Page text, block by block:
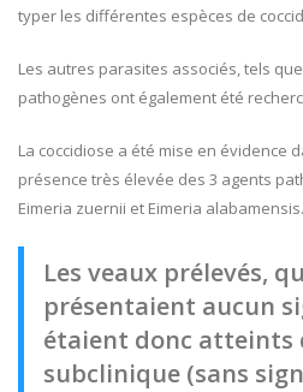
typer les différentes espèces de
Les autres parasites associés, tels
pathogènes ont également été
La coccidiose a été mise en évidence
présence très élevée des 3 agents
Eimeria zuernii et Eimeria alabamensis.
Les veaux prélevés,
présentaient aucun
étaient donc atteints
subclinique (sans